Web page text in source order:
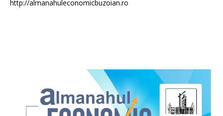
http://almanahuleconomicbuzoian.ro